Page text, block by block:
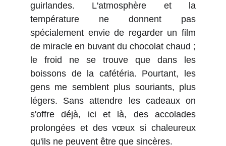
guirlandes. L'atmosphère et la
température ne donnent pas
spécialement envie de regarder un film
de miracle en buvant du chocolat chaud ;
le froid ne se trouve que dans les
boissons de la cafétéria. Pourtant, les
gens me semblent plus souriants, plus
légers. Sans attendre les cadeaux on
s'offre déjà, ici et là, des accolades
prolongées et des vœux si chaleureux
qu'ils ne peuvent être que sincères.